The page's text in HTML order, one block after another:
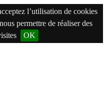
l’utilisation de cookies
permettre de réaliser des
OK